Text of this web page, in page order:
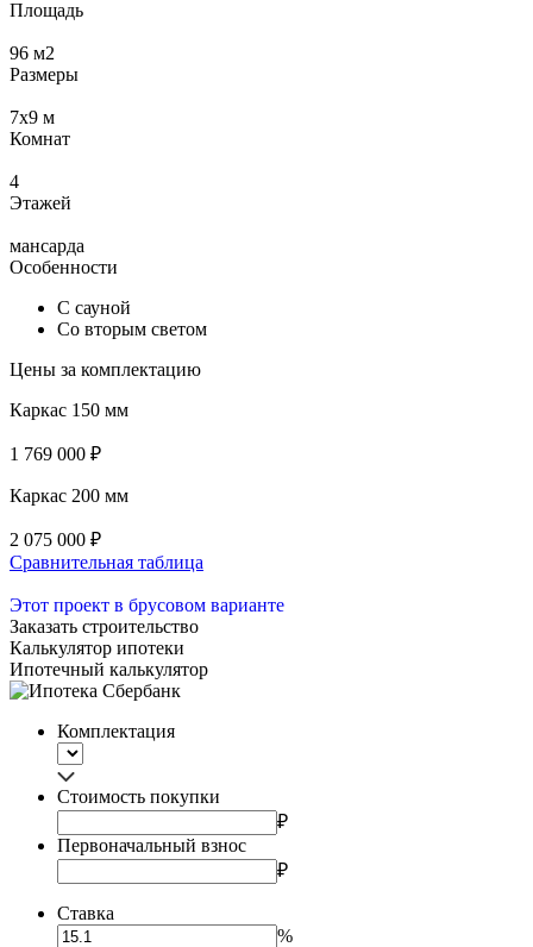
Площадь
96 м2
Размеры
7х9 м
Комнат
4
Этажей
мансарда
Особенности
С сауной
Со вторым светом
Цены за комплектацию
Каркас 150 мм
1 769 000 ₽
Каркас 200 мм
2 075 000 ₽
Сравнительная таблица
Этот проект в брусовом варианте
Заказать строительство
Калькулятор ипотеки
Ипотечный калькулятор
Комплектация
Стоимость покупки
₽
Первоначальный взнос
₽
Ставка
%